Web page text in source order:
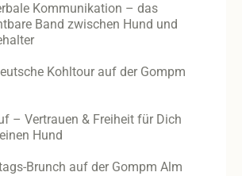
Kommunikation – das
Band zwischen Hund und
Kohltour auf der Gompm
– Vertrauen & Freiheit für Dich
Hund
Brunch auf der Gompm Alm